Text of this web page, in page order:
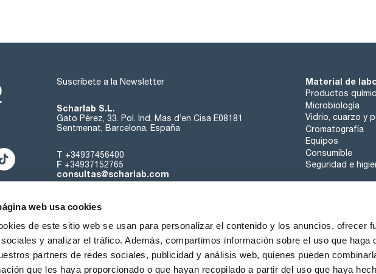
web usa cookies
de este sitio web se usan para personalizar el contenido y los anuncios, ofrecer
y analizar el tráfico. Además, compartimos información sobre el uso que haga
partners de redes sociales, publicidad y análisis web, quienes pueden
que les haya proporcionado o que hayan recopilado a partir del uso que haya
Suscríbete a la Newsletter
Scharlab S.L.
Gato Pérez, 33. Pol. Ind. Mas d’en Cisa E08181
Sentmenat, Barcelona, España
T +34937456400
F +34937152765
consultas@scharlab.com
Material de
Productos
Microbiología
Vidrio, cuarzo y
Cromatografía
Equipos
Consumible
Seguridad e
Sobre nosotros Contacta Noticias Trabaja con nosotros